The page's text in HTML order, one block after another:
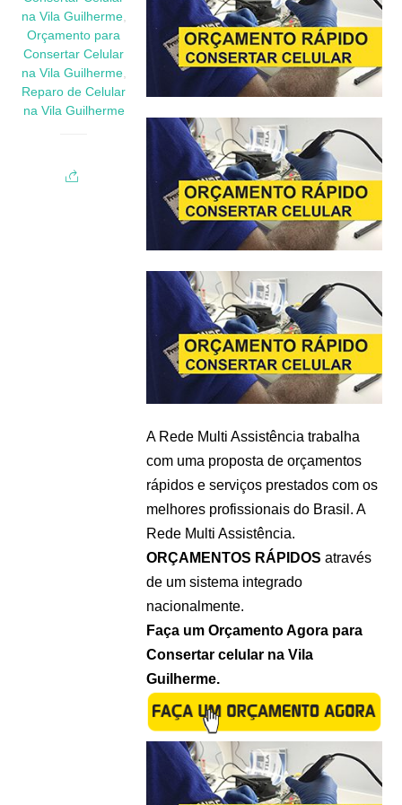
na Vila Guilherme,
Orçamento para
Consertar Celular
na Vila Guilherme,
Reparo de Celular
na Vila Guilherme
A Rede Multi Assistência trabalha
com uma proposta de orçamentos
rápidos e serviços prestados com os
melhores profissionais do Brasil. A
Rede Multi Assistência.
ORÇAMENTOS RÁPIDOS através
de um sistema integrado
nacionalmente.
Faça um Orçamento Agora para
Consertar celular na Vila
Guilherme.